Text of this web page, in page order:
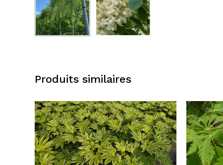
Produits similaires